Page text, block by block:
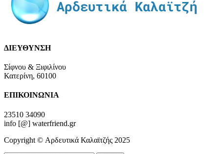
ΔΙΕΥΘΥΝΣΗ
Σίφνου & Ξιφιλίνου
Κατερίνη, 60100
ΕΠΙΚΟΙΝΩΝΙΑ
23510 34090
info [@] waterfriend.gr
Copyright © Αρδευτικά Καλαϊτζής 2025